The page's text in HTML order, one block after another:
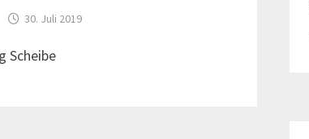
30. Juli 2019
Scheibe